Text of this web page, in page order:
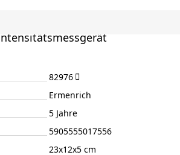
82976
Ermenrich
5 Jahre
5905555017556
23x12x5 cm